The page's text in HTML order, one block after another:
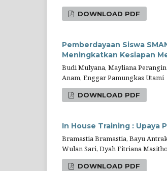
DOWNLOAD PDF
Pemberdayaan Siswa
Meningkatkan Kesiapan
Budi Mulyana, Mayliana
Anam, Enggar Pamungkas Utami
DOWNLOAD PDF
In House Training : Upaya
Bramastia Bramastia, Bayu
Wulan Sari, Dyah Fitriana
DOWNLOAD PDF